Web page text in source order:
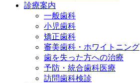
診療案内
一般歯科
小児歯科
矯正歯科
審美歯科・ホワイトニング
歯を失った方への治療
予防・統合歯科医療
訪問歯科検診